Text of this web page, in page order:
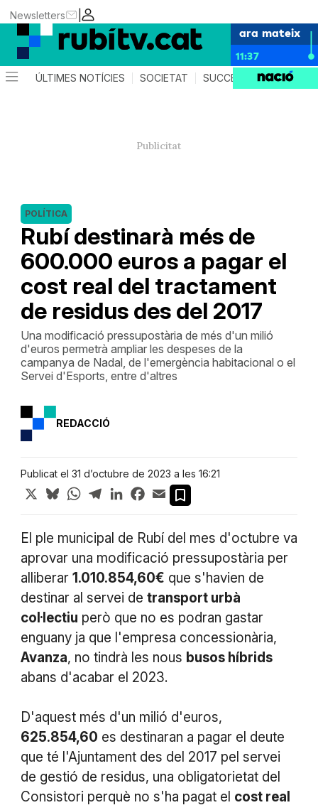
|
Newsletters
ara mateix
11:37
ÚLTIMES NOTÍCIES SOCIETAT SUCCESSOS
Rubí destinarà més de
600.000 euros a pagar el
cost real del tractament
de residus des del 2017
POLÍTICA
Una modificació pressupostària de més d'un milió
d'euros permetrà ampliar les despeses de la
campanya de Nadal, de l'emergència habitacional o el
Servei d'Esports, entre d'altres
REDACCIÓ
Publicat el 31 d’octubre de 2023 a les 16:21
X BlueskyWhatsApp
TelegramLinkedInFacebook
Email
El ple municipal de Rubí del mes d'octubre va
aprovar una modificació pressupostària per
alliberar 1.010.854,60€ que s'havien de
destinar al servei de transport urbà
col·lectiu però que no es podran gastar
enguany ja que l'empresa concessionària,
Avanza, no tindrà les nous busos híbrids
abans d'acabar el 2023.
D'aquest més d'un milió d'euros,
625.854,60 es destinaran a pagar el deute
que té l'Ajuntament des del 2017 pel servei
de gestió de residus, una obligatorietat del
Consistori perquè no s'ha pagat el cost real